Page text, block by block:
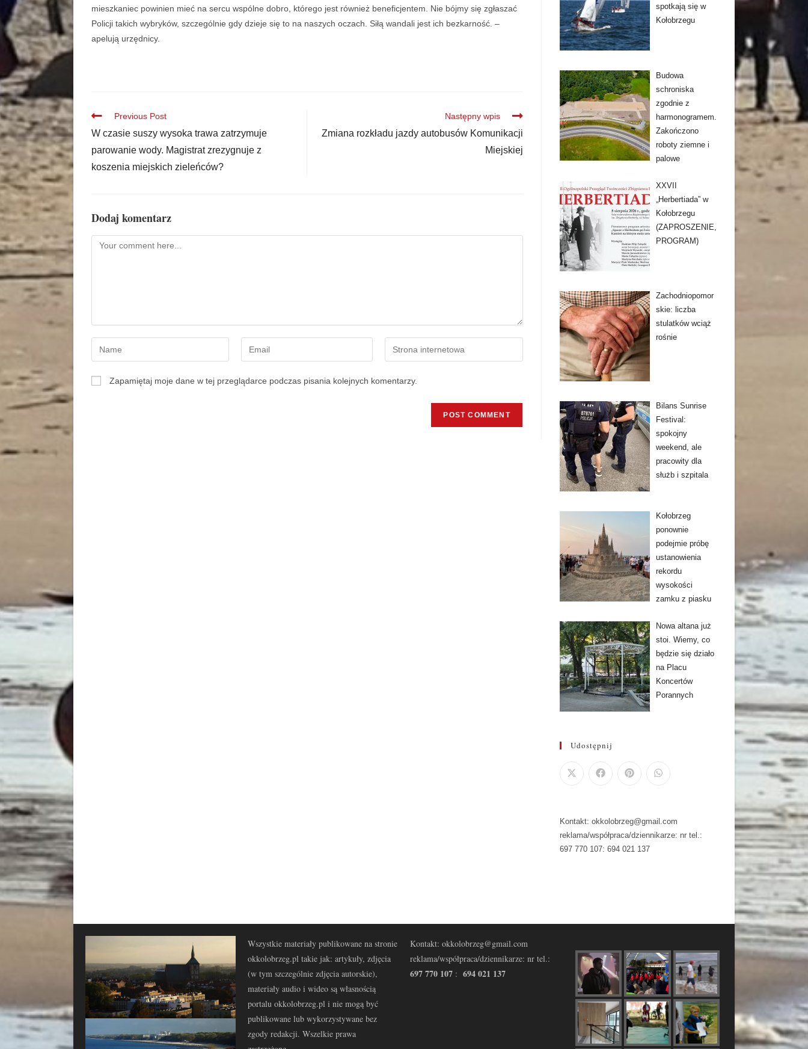
mieszkaniec powinien mieć na sercu wspólne dobro, którego jest również beneficjentem. Nie bójmy się zgłaszać
Policji takich wybryków, szczególnie gdy dzieje się to na naszych oczach. Siłą wandali jest ich bezkarność. –
apelują urzędnicy.
Previous Post
W czasie suszy wysoka trawa zatrzymuje
parowanie wody. Magistrat zrezygnuje z
koszenia miejskich zieleńców?
Następny wpis
Zmiana rozkładu jazdy autobusów Komunikacji
Miejskiej
Dodaj komentarz
Zapamiętaj moje dane w tej przeglądarce podczas pisania kolejnych komentarzy.
spotkają się w
Kołobrzegu
Budowa
schroniska
zgodnie z
harmonogramem.
Zakończono
roboty ziemne i
palowe
XXVII
„Herbertiada” w
Kołobrzegu
(ZAPROSZENIE,
PROGRAM)
Zachodniopomor
skie: liczba
stulatków wciąż
rośnie
Bilans Sunrise
Festival:
spokojny
weekend, ale
pracowity dla
służb i szpitala
Kołobrzeg
ponownie
podejmie próbę
ustanowienia
rekordu
wysokości
zamku z piasku
Nowa altana już
stoi. Wiemy, co
będzie się działo
na Placu
Koncertów
Porannych
Udostępnij
Kontakt: okkolobrzeg@gmail.com
reklama/współpraca/dziennikarze: nr tel.:
697 770 107: 694 021 137
Wszystkie materiały publikowane na stronie
okkolobrzeg.pl takie jak: artykuły, zdjęcia
(w tym szczególnie zdjęcia autorskie),
materiały audio i wideo są własnością
portalu okkolobrzeg.pl i nie mogą być
publikowane lub wykorzystywane bez
zgody redakcji. Wszelkie prawa
Kontakt: okkolobrzeg@gmail.com
reklama/współpraca/dziennikarze: nr tel.:
697 770 107 : 694 021 137